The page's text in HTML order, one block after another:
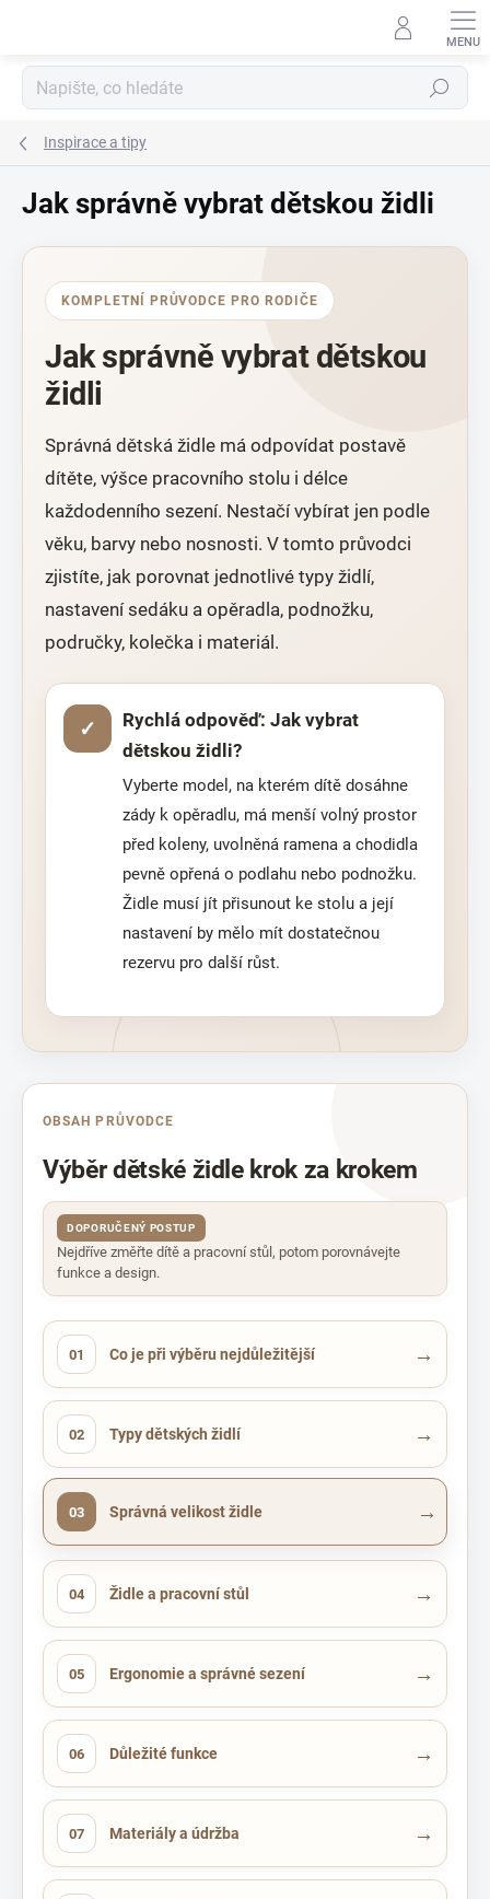
Hledat
Inspirace a tipy
Jak správně vybrat dětskou židli
KOMPLETNÍ PRŮVODCE PRO RODIČE
Jak správně vybrat dětskou
židli
Správná dětská židle má odpovídat postavě
dítěte, výšce pracovního stolu i délce
každodenního sezení. Nestačí vybírat jen podle
věku, barvy nebo nosnosti. V tomto průvodci
zjistíte, jak porovnat jednotlivé typy židlí,
nastavení sedáku a opěradla, podnožku,
područky, kolečka i materiál.
✓
Rychlá odpověď: Jak vybrat
dětskou židli?
Vyberte model, na kterém dítě dosáhne
zády k opěradlu, má menší volný prostor
před koleny, uvolněná ramena a chodidla
pevně opřená o podlahu nebo podnožku.
Židle musí jít přisunout ke stolu a její
nastavení by mělo mít dostatečnou
rezervu pro další růst.
OBSAH PRŮVODCE
Výběr dětské židle krok za krokem
DOPORUČENÝ POSTUP
Nejdříve změřte dítě a pracovní stůl, potom porovnávejte
funkce a design.
01 Co je při výběru nejdůležitější →
02 Typy dětských židlí →
03 Správná velikost židle →
04 Židle a pracovní stůl →
05 Ergonomie a správné sezení →
06 Důležité funkce →
07 Materiály a údržba →